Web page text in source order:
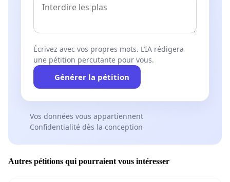
Écrivez avec vos propres mots. L’IA rédigera
une pétition percutante pour vous.
Générer la pétition
Vos données vous appartiennent
Confidentialité dès la conception
Autres pétitions qui pourraient vous intéresser